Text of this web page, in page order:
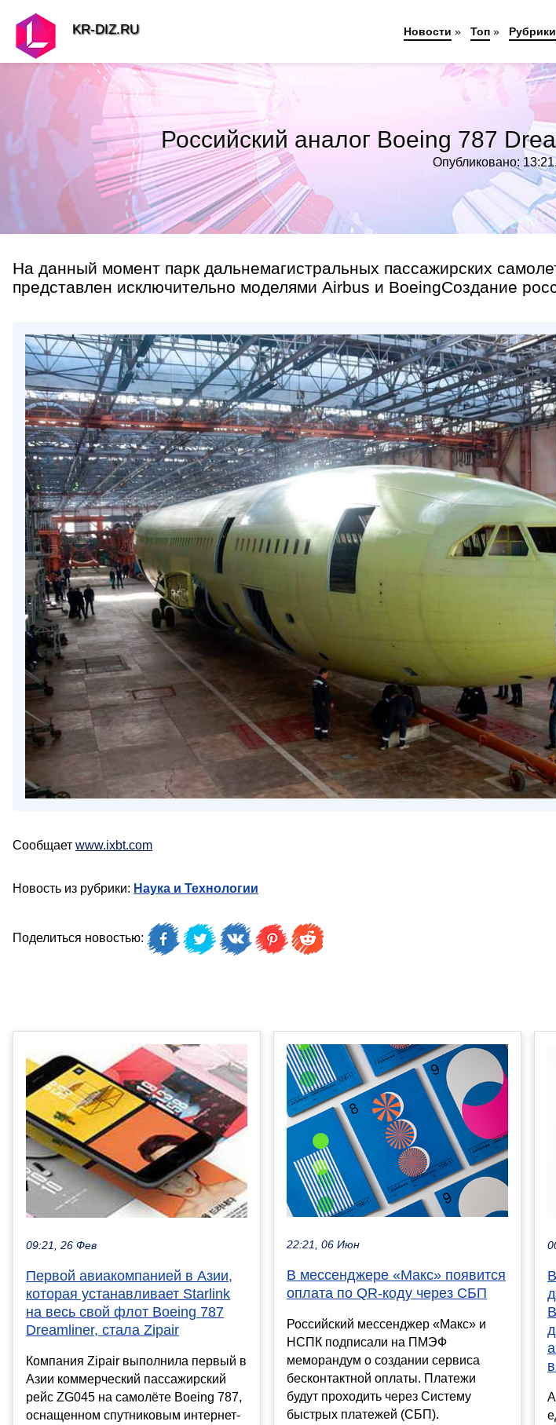
Российский аналог Boeing 787
Опубликовано:
На данный момент парк дальнемагистральных пассажирских
представлен исключительно моделями Airbus и BoeingСоздание
Сообщает www.ixbt.com
Новость из рубрики: Наука и Технологии
Поделиться новостью:
09:21, 26 Фев
Первой авиакомпанией в Азии,
которая устанавливает Starlink
на весь свой флот Boeing 787
Dreamliner, стала Zipair
Компания Zipair выполнила первый в
Азии коммерческий пассажирский
рейс ZG045 на самолёте Boeing 787,
оснащенном спутниковым интернет-
22:21, 06 Июн
В мессенджере «Макс» появится
оплата по QR‑коду через СБП
Российский мессенджер «Макс» и
НСПК подписали на ПМЭФ
меморандум о создании сервиса
бесконтактной оплаты. Платежи
будут проходить через Систему
быстрых платежей (СБП).
KR-DIZ.RU Новости » Топ » Рубрики